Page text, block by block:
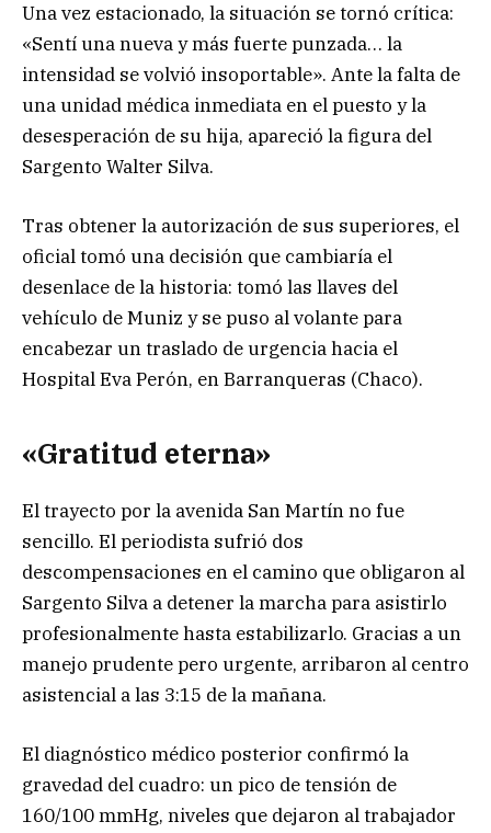
Una vez estacionado, la situación se tornó crítica:
«Sentí una nueva y más fuerte punzada… la
intensidad se volvió insoportable». Ante la falta de
una unidad médica inmediata en el puesto y la
desesperación de su hija, apareció la figura del
Sargento Walter Silva.
Tras obtener la autorización de sus superiores, el
oficial tomó una decisión que cambiaría el
desenlace de la historia: tomó las llaves del
vehículo de Muniz y se puso al volante para
encabezar un traslado de urgencia hacia el
Hospital Eva Perón, en Barranqueras (Chaco).
«Gratitud eterna»
El trayecto por la avenida San Martín no fue
sencillo. El periodista sufrió dos
descompensaciones en el camino que obligaron al
Sargento Silva a detener la marcha para asistirlo
profesionalmente hasta estabilizarlo. Gracias a un
manejo prudente pero urgente, arribaron al centro
asistencial a las 3:15 de la mañana.
El diagnóstico médico posterior confirmó la
gravedad del cuadro: un pico de tensión de
160/100 mmHg, niveles que dejaron al trabajador